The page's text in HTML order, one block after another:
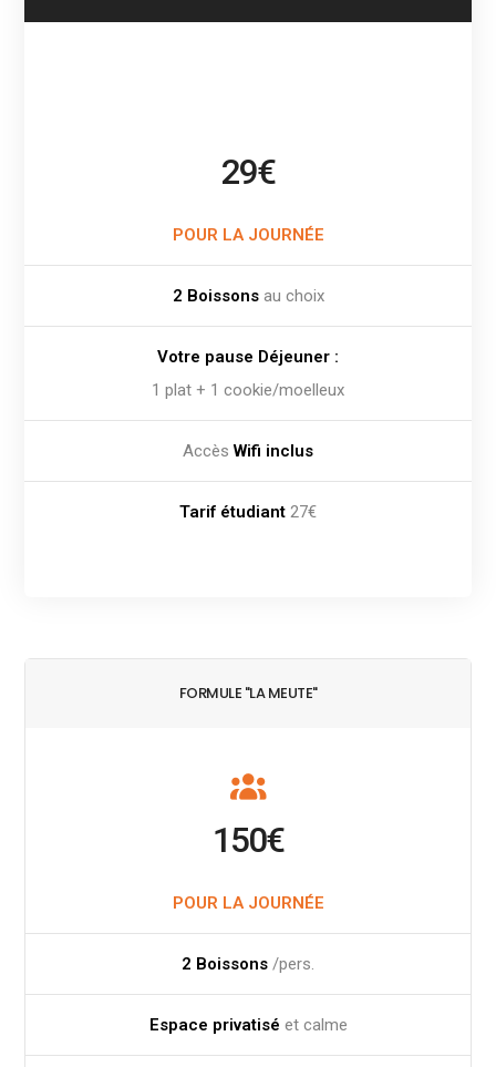
29€
POUR LA JOURN É E
2 Boissonsau choix
Votre pause Déjeuner :
1 plat + 1 cookie/moelleux
AccèsWifi inclus
Tarif étudiant 27€
FORMULE "LA MEUTE"
150€
POUR LA JOURN É E
2 Boissons /pers.
Espace privatisé et calme